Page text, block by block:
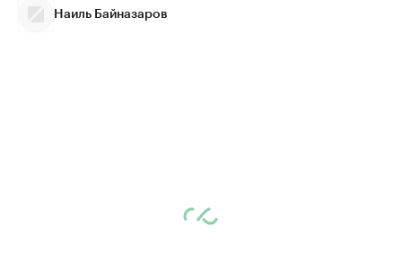
Наиль Байназаров